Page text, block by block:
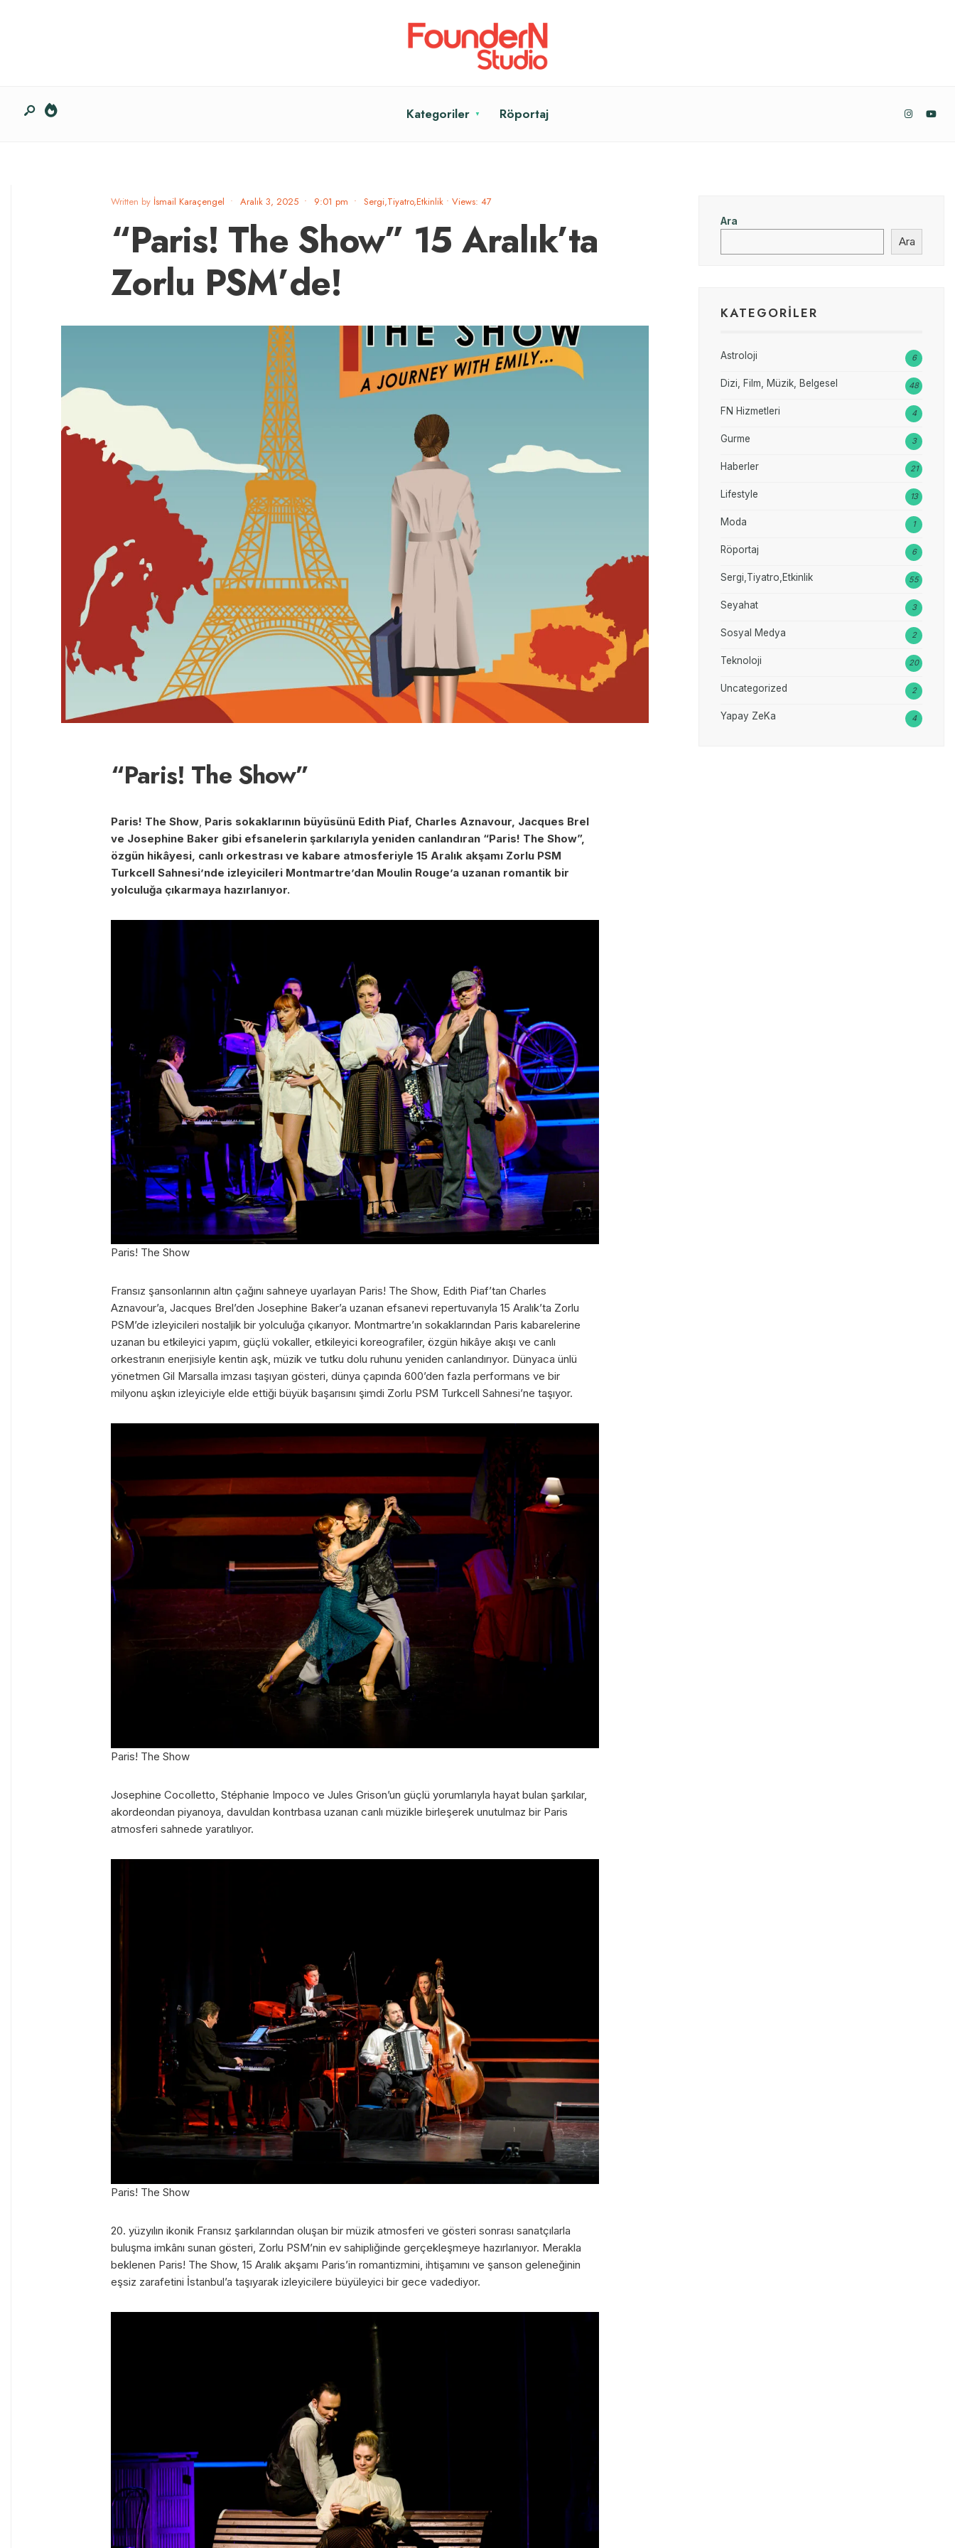
Kategoriler Röportaj
Written by İsmail Karaçengel • Aralık 3, 2025 • 9:01 pm • Sergi,Tiyatro,Etkinlik • Views: 47
“Paris! The Show” 15 Aralık’ta
Zorlu PSM’de!
“Paris! The Show”
Paris! The Show Paris sokaklarının büyüsünü Edith Piaf, Charles Aznavour, Jacques Brel
ve Josephine Baker gibi efsanelerin şarkılarıyla yeniden canlandıran “Paris! The Show”,
özgün hikâyesi, canlı orkestrası ve kabare atmosferiyle 15 Aralık akşamı Zorlu PSM
Turkcell Sahnesi’nde izleyicileri Montmartre’dan Moulin Rouge’a uzanan romantik bir
yolculuğa çıkarmaya hazırlanıyor.
Paris! The Show
Fransız şansonlarının altın çağını sahneye uyarlayan Paris! The Show, Edith Piaf’tan Charles
Aznavour’a, Jacques Brel’den Josephine Baker’a uzanan efsanevi repertuvarıyla 15 Aralık’ta Zorlu
PSM’de izleyicileri nostaljik bir yolculuğa çıkarıyor. Montmartre’ın sokaklarından Paris kabarelerine
uzanan bu etkileyici yapım, güçlü vokaller, etkileyici koreografiler, özgün hikâye akışı ve canlı
orkestranın enerjisiyle kentin aşk, müzik ve tutku dolu ruhunu yeniden canlandırıyor. Dünyaca ünlü
yönetmen Gil Marsalla imzası taşıyan gösteri, dünya çapında 600’den fazla performans ve bir
milyonu aşkın izleyiciyle elde ettiği büyük başarısını şimdi Zorlu PSM Turkcell Sahnesi’ne taşıyor.
Paris! The Show
Josephine Cocolletto, Stéphanie Impoco ve Jules Grison’un güçlü yorumlarıyla hayat bulan şarkılar,
akordeondan piyanoya, davuldan kontrbasa uzanan canlı müzikle birleşerek unutulmaz bir Paris
atmosferi sahnede yaratılıyor.
Paris! The Show
20. yüzyılın ikonik Fransız şarkılarından oluşan bir müzik atmosferi ve gösteri sonrası sanatçılarla
buluşma imkânı sunan gösteri, Zorlu PSM’nin ev sahipliğinde gerçekleşmeye hazırlanıyor. Merakla
beklenen Paris! The Show, 15 Aralık akşamı Paris’in romantizmini, ihtişamını ve şanson geleneğinin
eşsiz zarafetini İstanbul’a taşıyarak izleyicilere büyüleyici bir gece vadediyor.
Ara
Ara
KATEGORILER
Astroloji 6
Dizi, Film, Müzik, Belgesel 48
FN Hizmetleri 4
Gurme 3
Haberler 21
Lifestyle 13
Moda 1
Röportaj 6
Sergi,Tiyatro,Etkinlik 55
Seyahat 3
Sosyal Medya 2
Teknoloji 20
Uncategorized 2
Yapay ZeKa 4